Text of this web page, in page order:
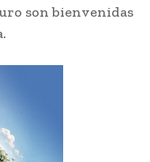
son bienvenidas